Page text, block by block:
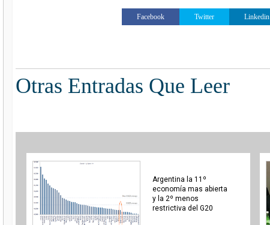
Facebook Twitter Linkedin
Otras Entradas Que Leer
Argentina la 11º
economía mas abierta
y la 2º menos
restrictiva del G20